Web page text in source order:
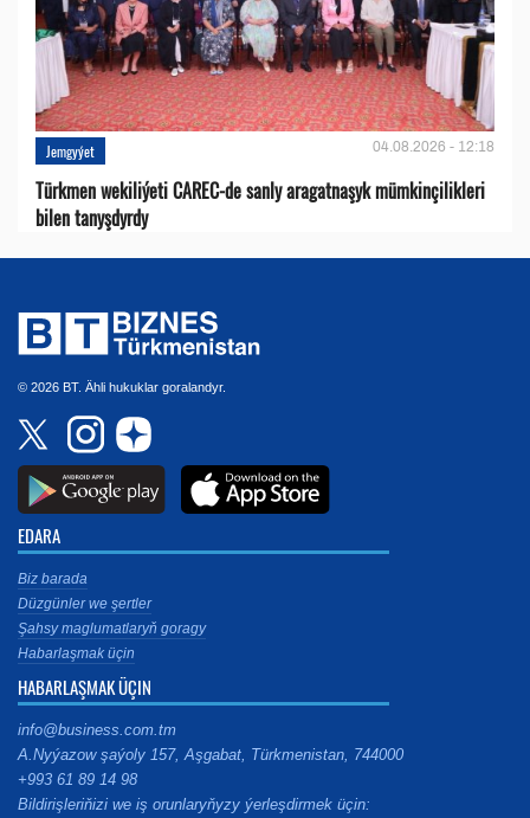
Jemgyýet 04.08.2026 - 12:18
Türkmen wekiliýeti CAREC-de sanly aragatnaşyk mümkinçilikleri
bilen tanyşdyrdy
© 2026 BT. Ähli hukuklar goralandyr.
EDARA
Biz barada
Düzgünler we şertler
Şahsy maglumatlaryň goragy
Habarlaşmak üçin
HABARLAŞMAK ÜÇIN
info@business.com.tm
A.Nyýazow şaýoly 157, Aşgabat, Türkmenistan, 744000
+993 61 89 14 98
Bildirişleriňizi we iş orunlaryňyzy ýerleşdirmek üçin: